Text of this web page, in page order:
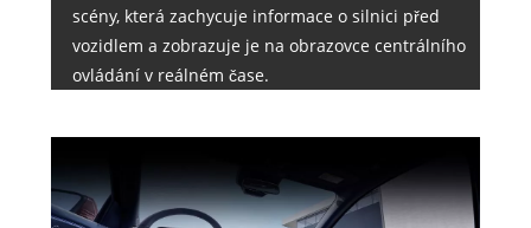
scény, která zachycuje informace o silnici před
vozidlem a zobrazuje je na obrazovce centrálního
ovládání v reálném čase.